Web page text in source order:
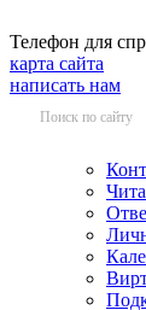
Телефон для
карта сайта
написать нам
Поиск по сайту